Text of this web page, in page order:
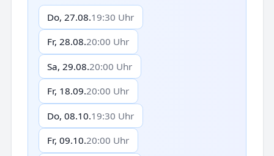
Do, 27.08.19:30 Uhr
Fr, 28.08.20:00 Uhr
Sa, 29.08.20:00 Uhr
Fr, 18.09.20:00 Uhr
Do, 08.10.19:30 Uhr
Fr, 09.10.20:00 Uhr